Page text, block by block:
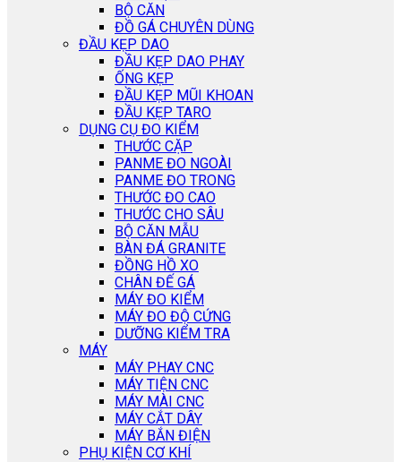
BỘ CĂN
ĐỒ GÁ CHUYÊN DÙNG
ĐẦU KẸP DAO
ĐẦU KẸP DAO PHAY
ỐNG KẸP
ĐẦU KẸP MŨI KHOAN
ĐẦU KẸP TARO
DỤNG CỤ ĐO KIỂM
THƯỚC CẶP
PANME ĐO NGOÀI
PANME ĐO TRONG
THƯỚC ĐO CAO
THƯỚC CHO SÂU
BỘ CĂN MẪU
BÀN ĐÁ GRANITE
ĐỒNG HỒ XO
CHÂN ĐẾ GÁ
MÁY ĐO KIỂM
MÁY ĐO ĐỘ CỨNG
DƯỠNG KIỂM TRA
MÁY
MÁY PHAY CNC
MÁY TIỆN CNC
MÁY MÀI CNC
MÁY CẮT DÂY
MÁY BẮN ĐIỆN
PHỤ KIỆN CƠ KHÍ